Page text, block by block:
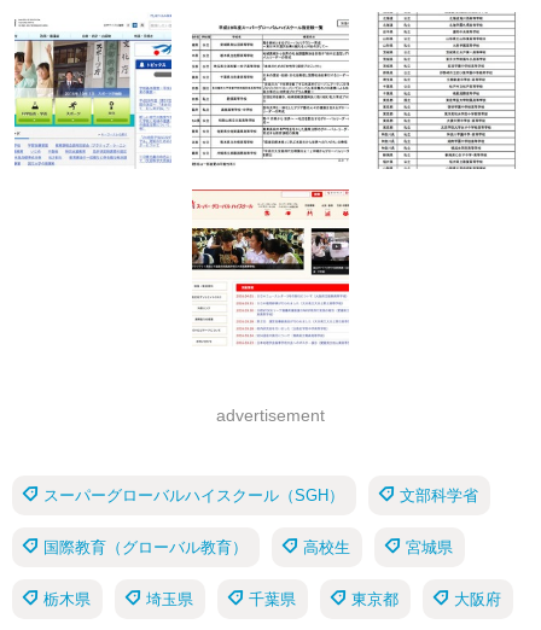
advertisement
スーパーグローバルハイスクール（SGH） 文部科学省
国際教育（グローバル教育） 高校生 宮城県
栃木県 埼玉県 千葉県 東京都 大阪府